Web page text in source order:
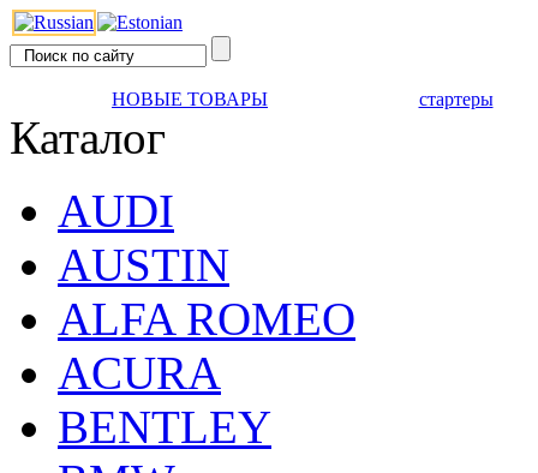
НОВЫЕ ТОВАРЫ стартеры
Каталог
AUDI
AUSTIN
ALFA ROMEO
ACURA
BENTLEY